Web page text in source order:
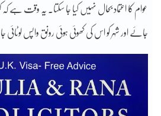
عوام کا اعتماد بحال نہیں کیا جا سکتا۔ یہ وقت ہے
جائے اور شہر کو اس کی کھوئی ہوئی رونق واپس لوٹائی